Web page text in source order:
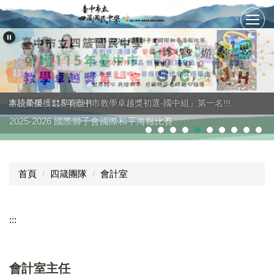
跳
到
主
內
容
區
唐語希榮獲世界賽佳作
2025-2026 國際獅子會國際和平海報比賽
本校榮獲「115年臺中市教學卓越獎初選-國中組」第一名!!!
首頁 四箴團隊 會計室
:::
會計室主任